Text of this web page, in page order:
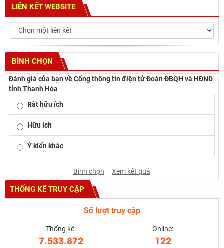
LIÊN KẾT WEBSITE
BÌNH CHỌN
Đánh giá của bạn về Cổng thông tin điện tử Đoàn ĐBQH và HĐND
tỉnh Thanh Hóa
Rất hữu ích
Hữu ích
Ý kiến khác
Bình chọn Xem kết quả
THỐNG KÊ TRUY CẬP
Số lượt truy cập
Thống kê:
7.533.872
Online:
122